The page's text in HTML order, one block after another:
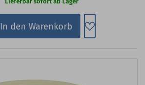
In den Warenkorb Zum